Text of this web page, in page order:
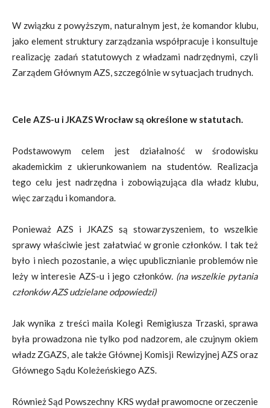
W związku z powyższym, naturalnym jest, że komandor klubu,
jako element struktury zarządzania współpracuje i konsultuje
realizację zadań statutowych z władzami nadrzędnymi, czyli
Zarządem Głównym AZS, szczególnie w sytuacjach trudnych.
Cele AZS-u i JKAZS Wrocław są określone w statutach.
Podstawowym celem jest działalność w środowisku
akademickim z ukierunkowaniem na studentów. Realizacja
tego celu jest nadrzędna i zobowiązująca dla władz klubu,
więc zarządu i komandora.
Ponieważ AZS i JKAZS są stowarzyszeniem, to wszelkie
sprawy właściwie jest załatwiać w gronie członków. I tak też
było i niech pozostanie, a więc upublicznianie problemów nie
leży w interesie AZS-u i jego członków. (na wszelkie pytania
członków AZS udzielane odpowiedzi)
Jak wynika z treści maila Kolegi Remigiusza Trzaski, sprawa
była prowadzona nie tylko pod nadzorem, ale czujnym okiem
władz ZGAZS, ale także Głównej Komisji Rewizyjnej AZS oraz
Głównego Sądu Koleżeńskiego AZS.
Również Sąd Powszechny KRS wydał prawomocne orzeczenie